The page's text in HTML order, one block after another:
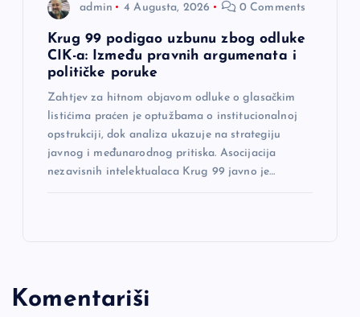
admin 4 Augusta, 2026 0 Comments
Krug 99 podigao uzbunu zbog odluke
CIK-a: Između pravnih argumenata i
političke poruke
Zahtjev za hitnom objavom odluke o glasačkim
listićima praćen je optužbama o institucionalnoj
opstrukciji, dok analiza ukazuje na strategiju
javnog i međunarodnog pritiska. Asocijacija
nezavisnih intelektualaca Krug 99 javno je…
Komentariši